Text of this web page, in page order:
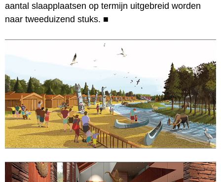
aantal slaapplaatsen op termijn uitgebreid worden
naar tweeduizend stuks. ■